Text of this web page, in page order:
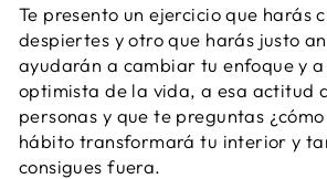
Te presento un ejercicio que harás
despiertes y otro que harás justo
ayudarán a cambiar tu enfoque y
optimista de la vida, a esa actitud
personas y que te preguntas
hábito transformará tu interior y
consigues fuera.